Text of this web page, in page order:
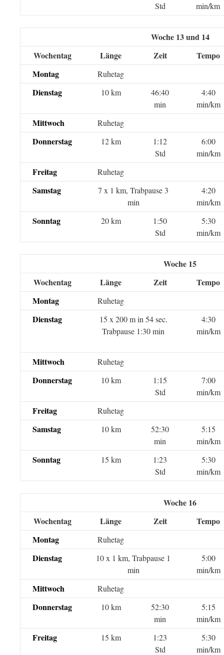
Std
min/km
Woche 13 und 14
Wochentag
Länge Zeit
Tempo
Montag
Ruhetag
Dienstag 10 km
46:40
min
4:40
min/km
Mittwoch Ruhetag
Donnerstag 12 km
1:12
Std
6:00
min/km
Freitag Ruhetag
Samstag
7 x 1 km, Trabpause 3
min
4:20
min/km
Sonntag 20 km
1:50
Std
5:30
min/km
Woche 15
Wochentag
Länge Zeit
Tempo
Montag
Ruhetag
Dienstag
15 x 200 m in 54 sec.
Trabpause 1:30 min
4:30
min/km
Mittwoch Ruhetag
Donnerstag 10 km
1:15
Std
7:00
min/km
Freitag Ruhetag
Samstag 10 km
52:30
min
5:15
min/km
Sonntag 15 km
1:23
Std
5:30
min/km
Woche 16
Wochentag
Länge Zeit
Tempo
Montag
Ruhetag
Dienstag
10 x 1 km, Trabpause 1
min
5:00
min/km
Mittwoch Ruhetag
Donnerstag 10 km
52:30
min
5:15
min/km
Freitag 15 km
1:23
Std
5:30
min/km